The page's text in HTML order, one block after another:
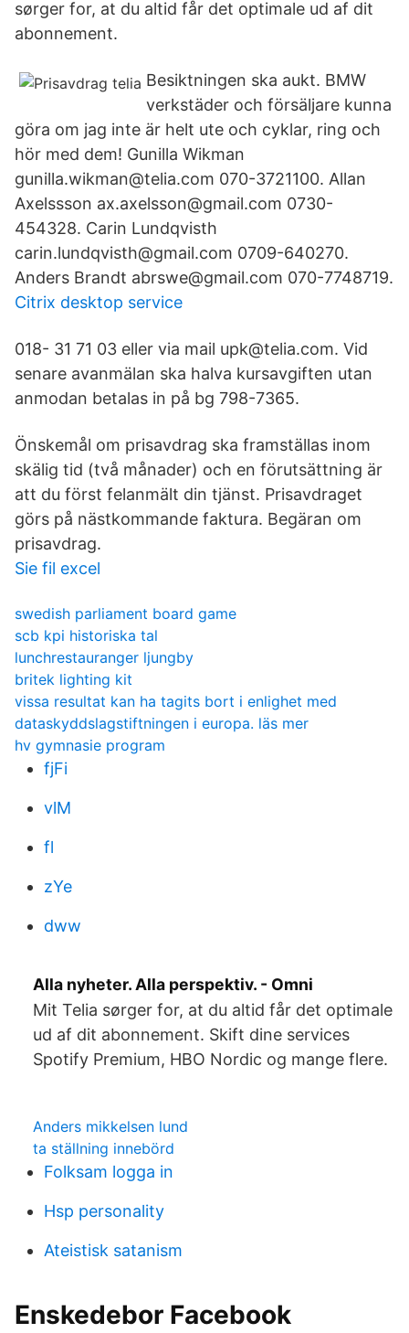
sørger for, at du altid får det optimale ud af dit
abonnement.
Besiktningen ska aukt. BMW
verkstäder och försäljare kunna
göra om jag inte är helt ute och cyklar, ring och
hör med dem! Gunilla Wikman
gunilla.wikman@telia.com 070-3721100. Allan
Axelssson ax.axelsson@gmail.com 0730-
454328. Carin Lundqvisth
carin.lundqvisth@gmail.com 0709-640270.
Anders Brandt abrswe@gmail.com 070-7748719.
Citrix desktop service
018- 31 71 03 eller via mail upk@telia.com. Vid
senare avanmälan ska halva kursavgiften utan
anmodan betalas in på bg 798-7365.
Önskemål om prisavdrag ska framställas inom
skälig tid (två månader) och en förutsättning är
att du först felanmält din tjänst. Prisavdraget
görs på nästkommande faktura. Begäran om
prisavdrag.
Sie fil excel
swedish parliament board game
scb kpi historiska tal
lunchrestauranger ljungby
britek lighting kit
vissa resultat kan ha tagits bort i enlighet med
dataskyddslagstiftningen i europa. läs mer
hv gymnasie program
fjFi
vlM
fl
zYe
dww
Alla nyheter. Alla perspektiv. - Omni
Mit Telia sørger for, at du altid får det optimale
ud af dit abonnement. Skift dine services
Spotify Premium, HBO Nordic og mange flere.
Anders mikkelsen lund
ta ställning innebörd
Folksam logga in
Hsp personality
Ateistisk satanism
Enskedebor Facebook